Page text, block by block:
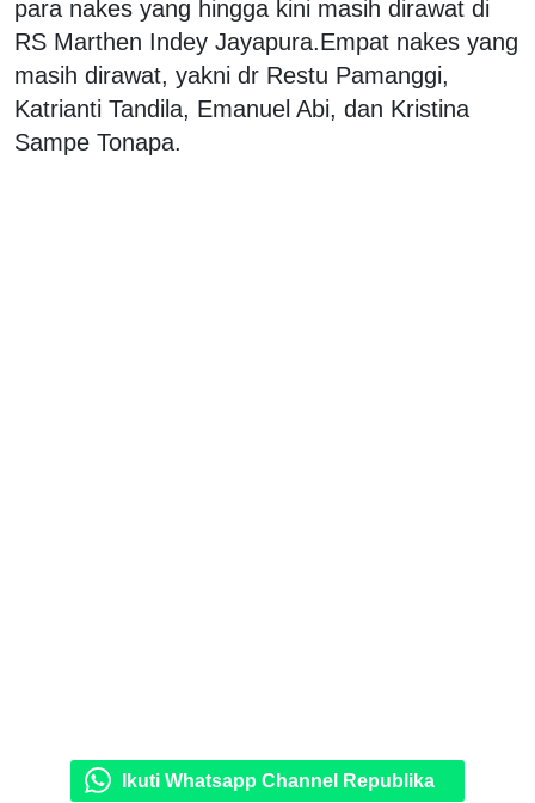
para nakes yang hingga kini masih dirawat di
RS Marthen Indey Jayapura.Empat nakes yang
masih dirawat, yakni dr Restu Pamanggi,
Katrianti Tandila, Emanuel Abi, dan Kristina
Sampe Tonapa.
Ikuti Whatsapp Channel Republika